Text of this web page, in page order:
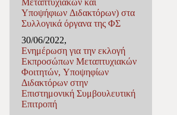
Μεταπτυχιακών και
Υποψήφιων Διδακτόρων) στα
Συλλογικά όργανα της ΦΣ
30/06/2022,
Ενημέρωση για την εκλογή
Εκπροσώπων Μεταπτυχιακών
Φοιτητών, Υποψηφίων
Διδακτόρων στην
Επιστημονική Συμβουλευτική
Επιτροπή